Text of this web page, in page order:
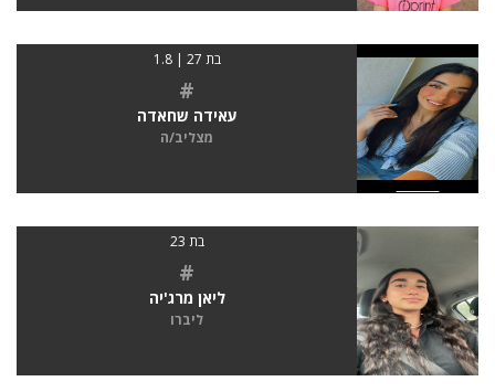
בת 27 | 1.8
#
עאידה שחאדה
מצליב/ה
בת 23
#
ליאן מרג'יה
ליברו